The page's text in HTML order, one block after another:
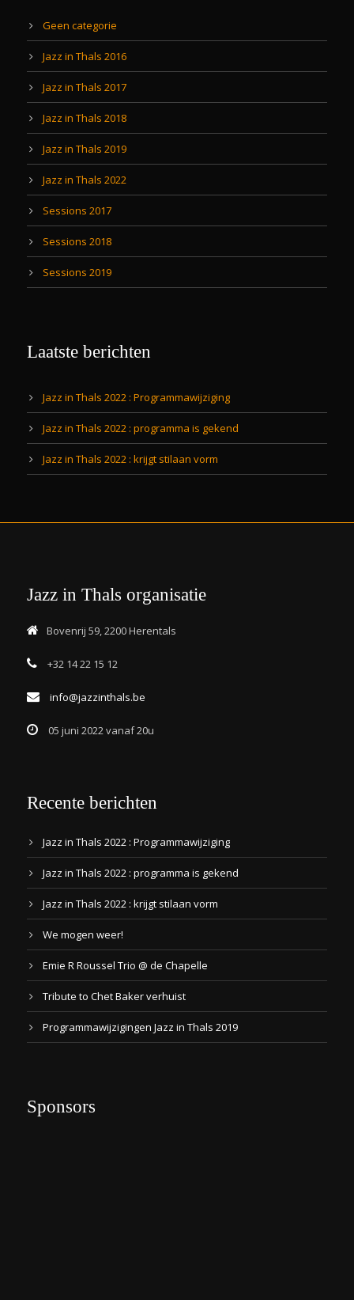
Geen categorie
Jazz in Thals 2016
Jazz in Thals 2017
Jazz in Thals 2018
Jazz in Thals 2019
Jazz in Thals 2022
Sessions 2017
Sessions 2018
Sessions 2019
Laatste berichten
Jazz in Thals 2022 : Programmawijziging
Jazz in Thals 2022 : programma is gekend
Jazz in Thals 2022 : krijgt stilaan vorm
Jazz in Thals organisatie
Bovenrij 59, 2200 Herentals
+32 14 22 15 12
info@jazzinthals.be
05 juni 2022 vanaf 20u
Recente berichten
Jazz in Thals 2022 : Programmawijziging
Jazz in Thals 2022 : programma is gekend
Jazz in Thals 2022 : krijgt stilaan vorm
We mogen weer!
Emie R Roussel Trio @ de Chapelle
Tribute to Chet Baker verhuist
Programmawijzigingen Jazz in Thals 2019
Sponsors